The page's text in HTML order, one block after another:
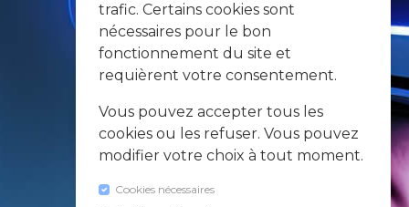
trafic. Certains cookies sont
nécessaires pour le bon
fonctionnement du site et
requièrent votre consentement.
Vous pouvez accepter tous les
cookies ou les refuser. Vous pouvez
modifier votre choix à tout moment.
Cookies nécessaires